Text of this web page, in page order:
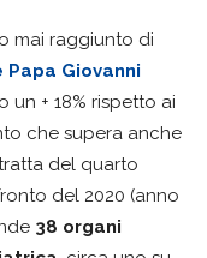
mai raggiunto di
Papa Giovanni
un + 18% rispetto ai
che supera anche
del quarto
del 2020 (anno
38 organi